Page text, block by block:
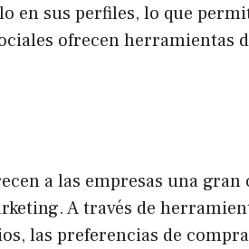
en sus perfiles, lo que
ofrecen
a las empresas una
A través de
las preferencias de